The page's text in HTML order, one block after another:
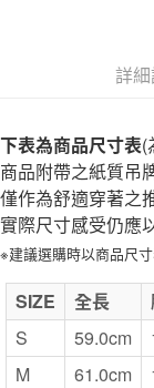
每筆NT$65，滿
每筆NT$65，滿
宅配
每筆NT$150，滿
免運費
詳
下表為商品尺寸表(
商品附帶之紙質吊
僅作為舒適穿著之
實際尺寸感受仍應
※建議選購時以商品尺
SIZE 全長
S
59.0cm
M
61.0cm